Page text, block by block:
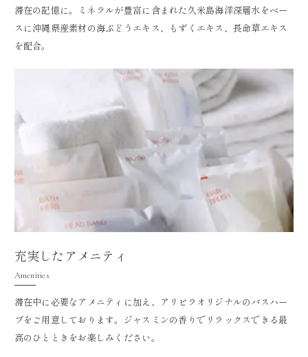
滞在の記憶に。ミネラルが豊富に含まれた久米島海洋深層水をベー
スに沖縄県産素材の海ぶどうエキス、もずくエキス、長命草エキス
を配合。
充実したアメニティ
Amenities
滞在中に必要なアメニティに加え、アリビラオリジナルのバスハー
ブをご用意しております。ジャスミンの香りでリラックスできる最
高のひとときをお楽しみください。